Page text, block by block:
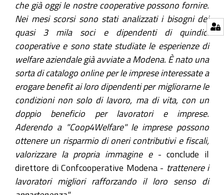
che già oggi le nostre cooperative possono fornire.
Nei mesi scorsi sono stati analizzati i bisogni dei
quasi 3 mila soci e dipendenti di quindici
cooperative e sono state studiate le esperienze di
welfare aziendale già avviate a Modena. È nato una
sorta di catalogo online per le imprese interessate a
erogare benefit ai loro dipendenti per migliorarne le
condizioni non solo di lavoro, ma di vita, con un
doppio beneficio per lavoratori e imprese.
Aderendo a "Coop4Welfare" le imprese possono
ottenere un risparmio di oneri contributivi e fiscali,
valorizzare la propria immagine e- conclude il
direttore di Confcooperative Modena - trattenere i
lavoratori migliori rafforzando il loro senso di